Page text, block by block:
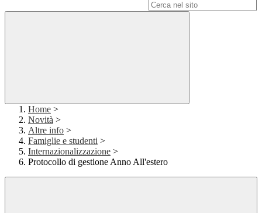
Home >
Novità >
Altre info >
Famiglie e studenti >
Internazionalizzazione >
Protocollo di gestione Anno All'estero